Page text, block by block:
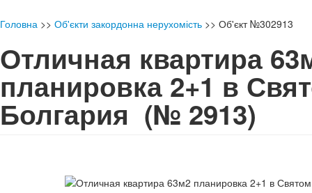
Головна >> Об'єкти закордонна нерухомість >> Об'єкт №302913
Отличная квартира
планировка 2+1 в
Болгария (№ 2913)